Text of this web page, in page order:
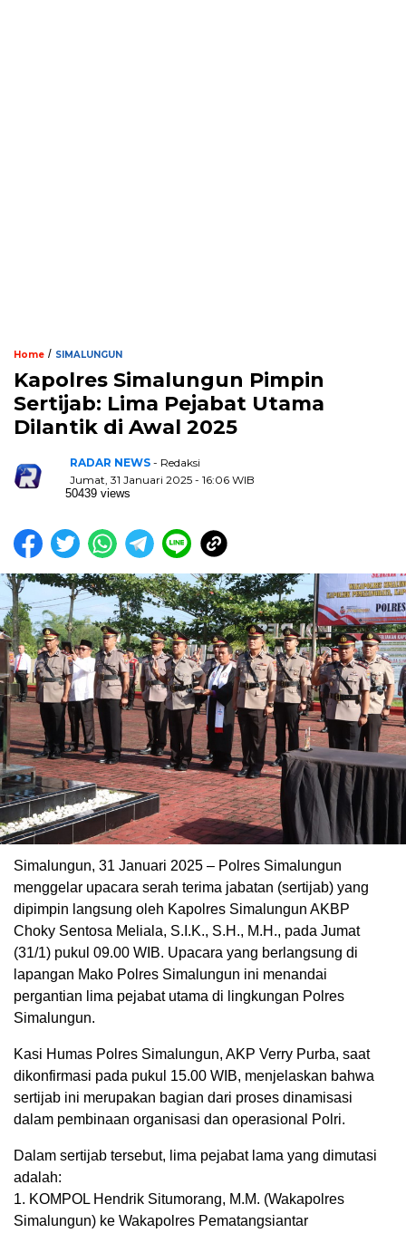
Home / SIMALUNGUN
Kapolres Simalungun Pimpin
Sertijab: Lima Pejabat Utama
Dilantik di Awal 2025
RADAR NEWS - Redaksi
Jumat, 31 Januari 2025 - 16:06 WIB
50439 views
Simalungun, 31 Januari 2025 – Polres Simalungun
menggelar upacara serah terima jabatan (sertijab) yang
dipimpin langsung oleh Kapolres Simalungun AKBP
Choky Sentosa Meliala, S.I.K., S.H., M.H., pada Jumat
(31/1) pukul 09.00 WIB. Upacara yang berlangsung di
lapangan Mako Polres Simalungun ini menandai
pergantian lima pejabat utama di lingkungan Polres
Simalungun.
Kasi Humas Polres Simalungun, AKP Verry Purba, saat
dikonfirmasi pada pukul 15.00 WIB, menjelaskan bahwa
sertijab ini merupakan bagian dari proses dinamisasi
dalam pembinaan organisasi dan operasional Polri.
Dalam sertijab tersebut, lima pejabat lama yang dimutasi
adalah:
1. KOMPOL Hendrik Situmorang, M.M. (Wakapolres
Simalungun) ke Wakapolres Pematangsiantar